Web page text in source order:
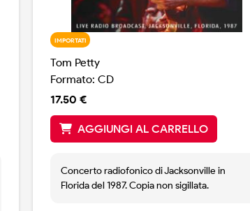
IMPORTATI
Tom Petty
Formato: CD
17.50 €
AGGIUNGI AL CARRELLO
Concerto radiofonico di Jacksonville in
Florida del 1987. Copia non sigillata.